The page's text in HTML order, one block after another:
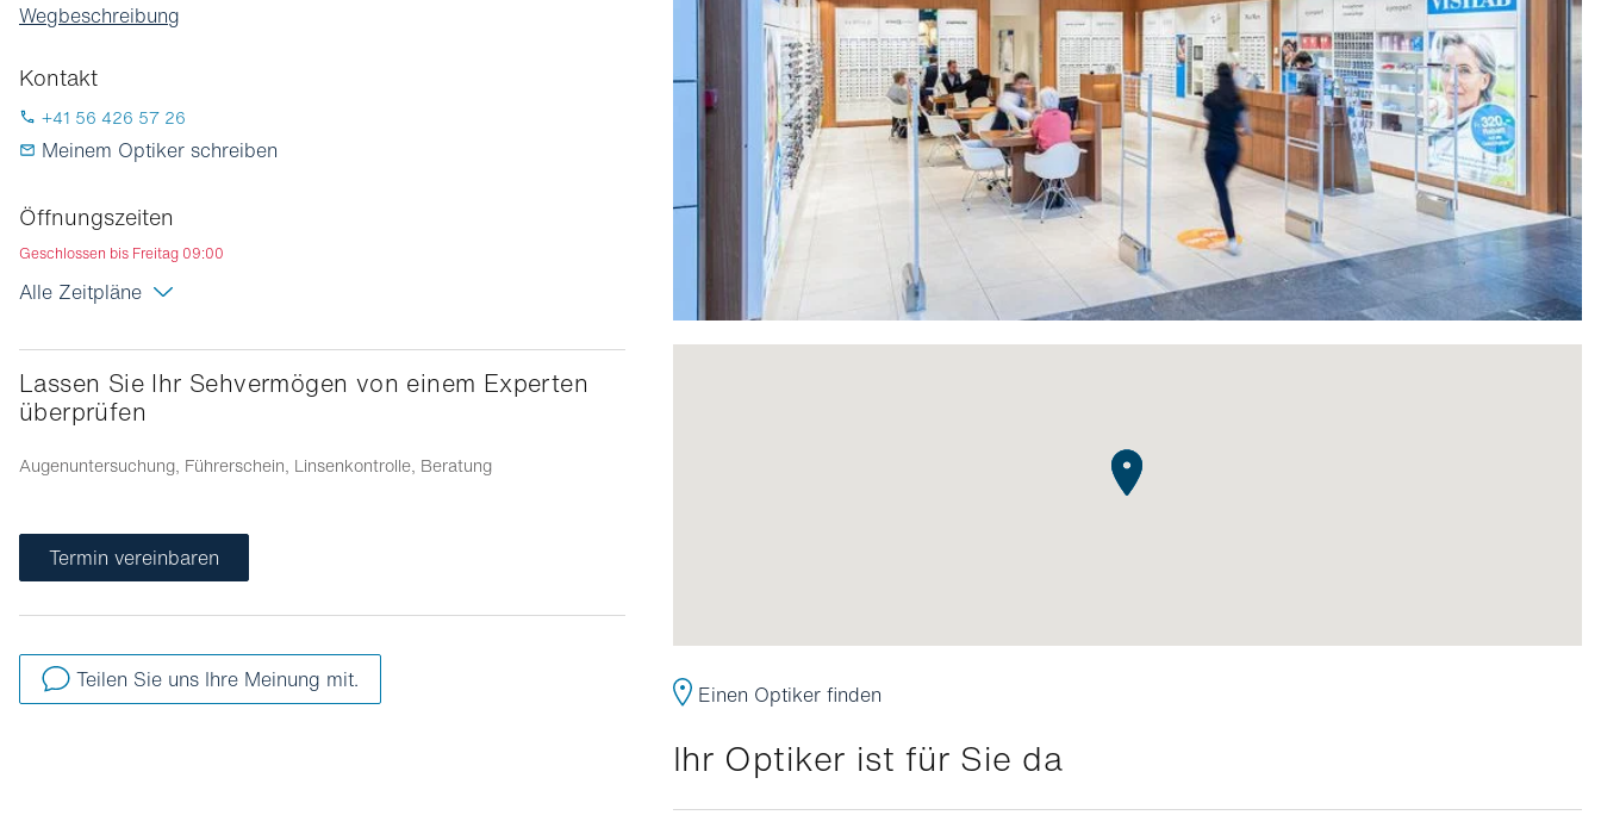
Wegbeschreibung
Kontakt
+41 56 426 57 26
Meinem Optiker schreiben
Öffnungszeiten
Geschlossen bis Freitag 09:00
Alle Zeitpläne
Lassen Sie Ihr Sehvermögen von einem Experten
überprüfen
Augenuntersuchung, Führerschein, Linsenkontrolle, Beratung
Termin vereinbaren
Teilen Sie uns Ihre Meinung mit.
Einen Optiker finden
Ihr Optiker ist für Sie da